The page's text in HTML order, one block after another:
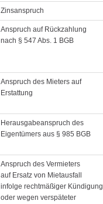
Zinsanspruch
Anspruch auf Rückzahlung
nach § 547 Abs. 1 BGB
Anspruch des Mieters auf
Erstattung
Herausgabeanspruch des
Eigentümers aus § 985 BGB
Anspruch des Vermieters
auf Ersatz von Mietausfall
infolge rechtmäßiger Kündigung
oder wegen verspäteter